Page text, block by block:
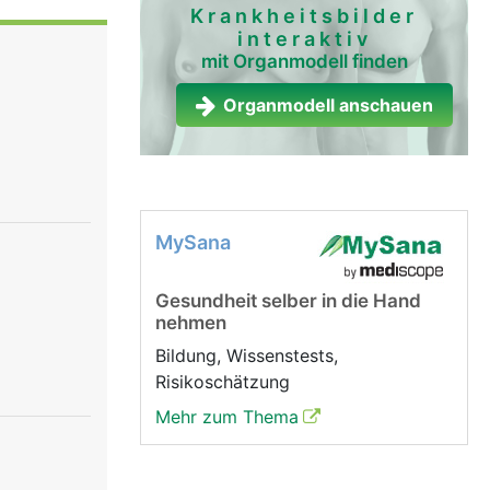
auch
Krankheitsbilder
interaktiv
mit Organmodell finden
Organmodell anschauen
MySana
Gesundheit selber in die Hand
nehmen
Bildung, Wissenstests,
Risikoschätzung
Mehr zum Thema